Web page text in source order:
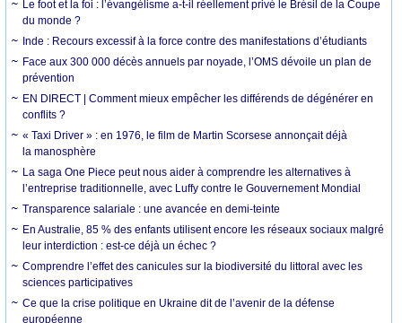
Le foot et la foi : l’évangélisme a-t-il réellement privé le Brésil de la Coupe
du monde ?
Inde : Recours excessif à la force contre des manifestations d’étudiants
Face aux 300 000 décès annuels par noyade, l’OMS dévoile un plan de
prévention
EN DIRECT | Comment mieux empêcher les différends de dégénérer en
conflits ?
« Taxi Driver » : en 1976, le film de Martin Scorsese annonçait déjà
la manosphère
La saga One Piece peut nous aider à comprendre les alternatives à
l’entreprise traditionnelle, avec Luffy contre le Gouvernement Mondial
Transparence salariale : une avancée en demi-teinte
En Australie, 85 % des enfants utilisent encore les réseaux sociaux malgré
leur interdiction : est-ce déjà un échec ?
Comprendre l’effet des canicules sur la biodiversité du littoral avec les
sciences participatives
Ce que la crise politique en Ukraine dit de l’avenir de la défense
européenne